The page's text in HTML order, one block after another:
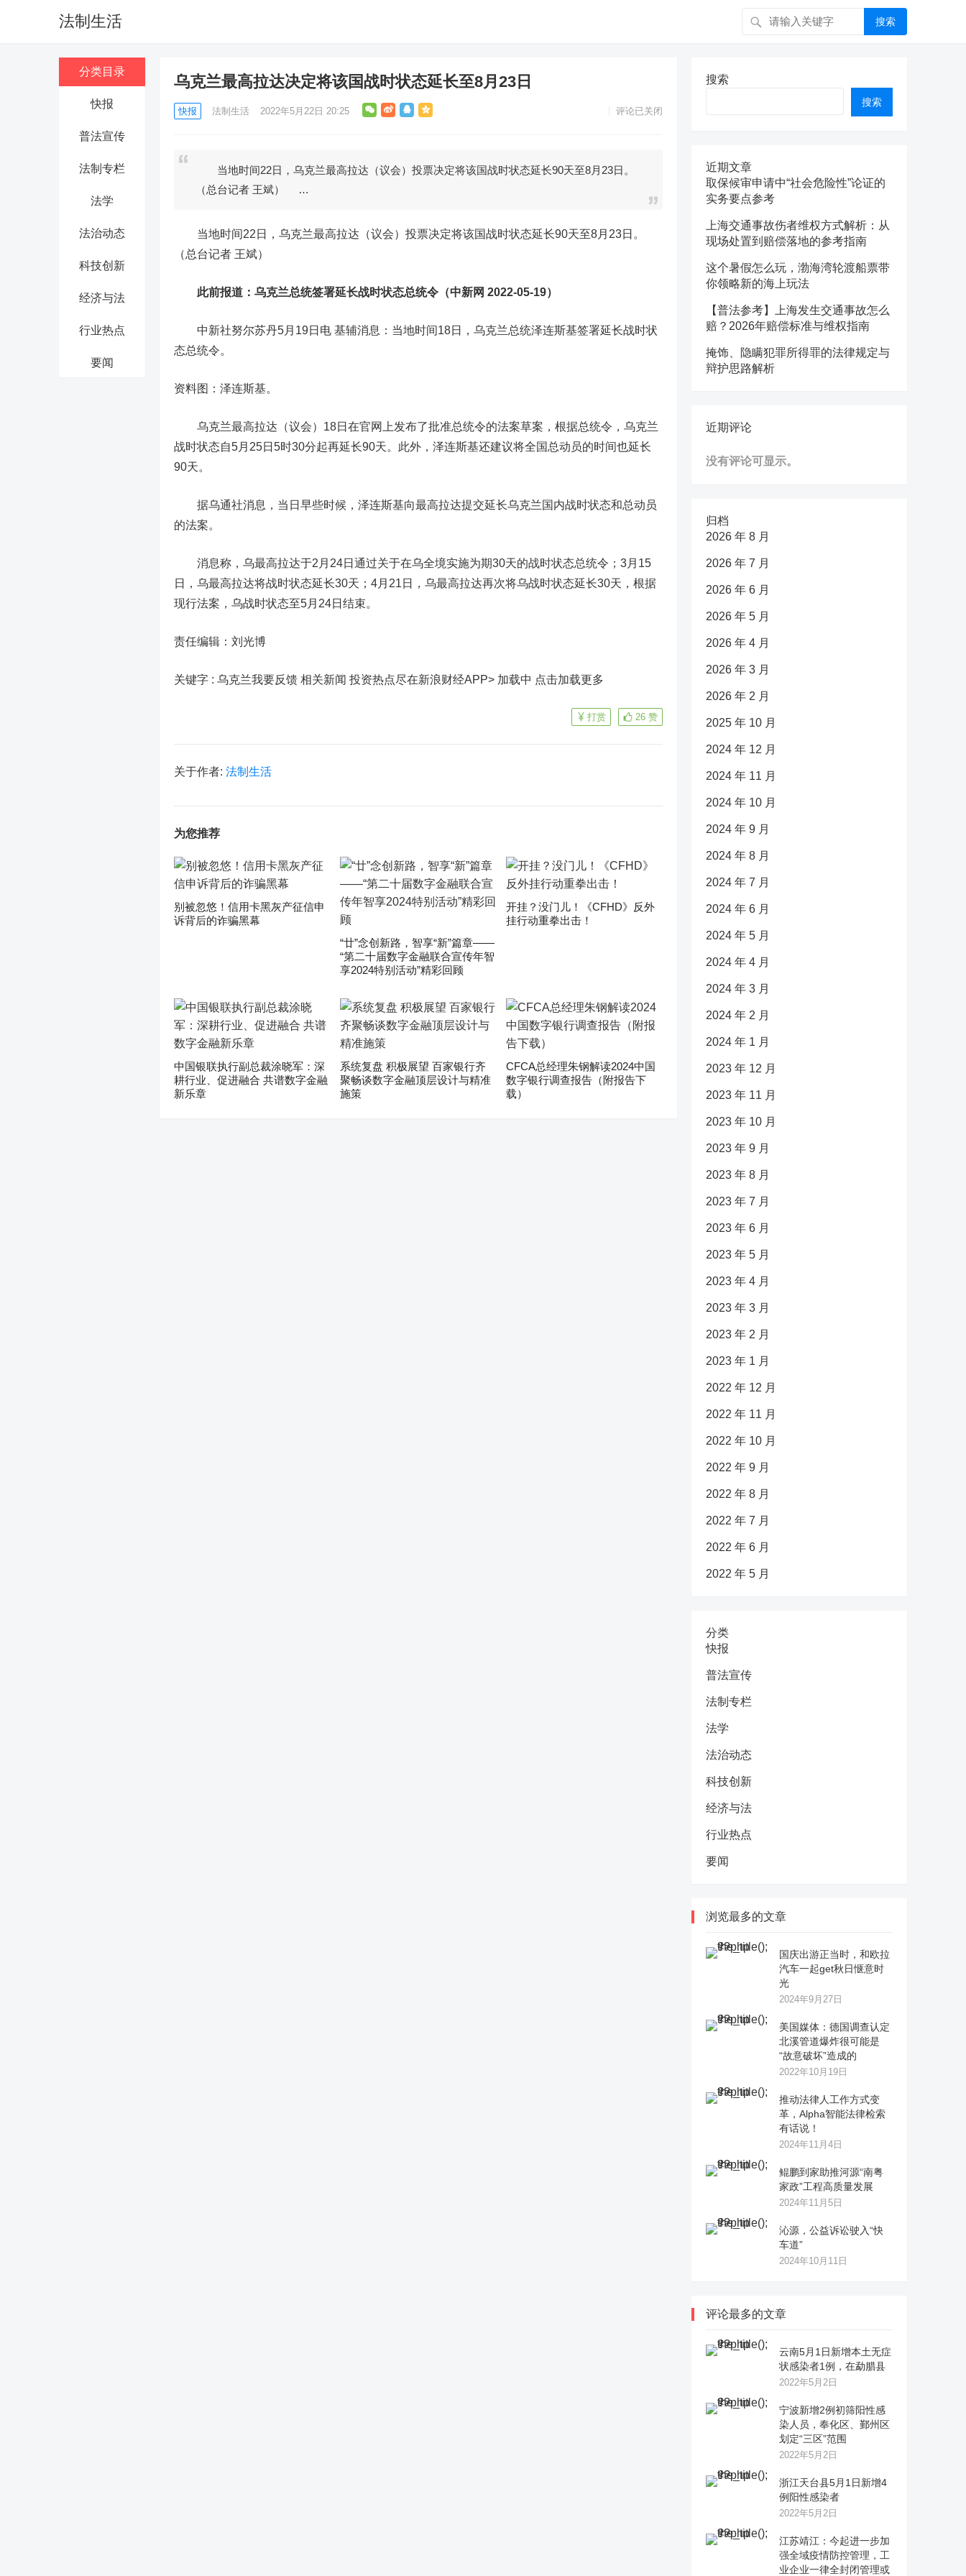
法制生活 搜索
分类目录
快报
普法宣传
法制专栏
法学
法治动态
科技创新
经济与法
行业热点
要闻
乌克兰最高拉达决定将该国战时状态延长至8月23日
快报 法制生活 2022年5月22日 20:25 评论已关闭
当地时间22日，乌克兰最高拉达（议会）投票决定将该国战时状态延长90天至8月23日。
（总台记者 王斌） …
当地时间22日，乌克兰最高拉达（议会）投票决定将该国战时状态延长90天至8月23日。
（总台记者 王斌）
此前报道：乌克兰总统签署延长战时状态总统令（中新网 2022-05-19）
中新社努尔苏丹5月19日电 基辅消息：当地时间18日，乌克兰总统泽连斯基签署延长战时状
态总统令。
资料图：泽连斯基。
乌克兰最高拉达（议会）18日在官网上发布了批准总统令的法案草案，根据总统令，乌克兰
战时状态自5月25日5时30分起再延长90天。此外，泽连斯基还建议将全国总动员的时间也延长
90天。
据乌通社消息，当日早些时候，泽连斯基向最高拉达提交延长乌克兰国内战时状态和总动员
的法案。
消息称，乌最高拉达于2月24日通过关于在乌全境实施为期30天的战时状态总统令；3月15
日，乌最高拉达将战时状态延长30天；4月21日，乌最高拉达再次将乌战时状态延长30天，根据
现行法案，乌战时状态至5月24日结束。
责任编辑：刘光博
关键字 : 乌克兰我要反馈 相关新闻 投资热点尽在新浪财经APP> 加载中 点击加载更多
26 赞
打赏
关于作者: 法制生活
为您推荐
别被忽悠！信用卡黑灰产征信申
诉背后的诈骗黑幕
“廿”念创新路，智享“新”篇章——
“第二十届数字金融联合宣传年智
享2024特别活动”精彩回顾
开挂？没门儿！《CFHD》反外
挂行动重拳出击！
中国银联执行副总裁涂晓军：深
耕行业、促进融合 共谱数字金融
新乐章
系统复盘 积极展望 百家银行齐
聚畅谈数字金融顶层设计与精准
施策
CFCA总经理朱钢解读2024中国
数字银行调查报告（附报告下
载）
搜索
搜索
近期文章
取保候审申请中“社会危险性”论证的
实务要点参考
上海交通事故伤者维权方式解析：从
现场处置到赔偿落地的参考指南
这个暑假怎么玩，渤海湾轮渡船票带
你领略新的海上玩法
【普法参考】上海发生交通事故怎么
赔？2026年赔偿标准与维权指南
掩饰、隐瞒犯罪所得罪的法律规定与
辩护思路解析
近期评论
没有评论可显示。
归档
2026 年 8 月
2026 年 7 月
2026 年 6 月
2026 年 5 月
2026 年 4 月
2026 年 3 月
2026 年 2 月
2025 年 10 月
2024 年 12 月
2024 年 11 月
2024 年 10 月
2024 年 9 月
2024 年 8 月
2024 年 7 月
2024 年 6 月
2024 年 5 月
2024 年 4 月
2024 年 3 月
2024 年 2 月
2024 年 1 月
2023 年 12 月
2023 年 11 月
2023 年 10 月
2023 年 9 月
2023 年 8 月
2023 年 7 月
2023 年 6 月
2023 年 5 月
2023 年 4 月
2023 年 3 月
2023 年 2 月
2023 年 1 月
2022 年 12 月
2022 年 11 月
2022 年 10 月
2022 年 9 月
2022 年 8 月
2022 年 7 月
2022 年 6 月
2022 年 5 月
分类
快报
普法宣传
法制专栏
法学
法治动态
科技创新
经济与法
行业热点
要闻
浏览最多的文章
国庆出游正当时，和欧拉
汽车一起get秋日惬意时
光
2024年9月27日
美国媒体：德国调查认定
北溪管道爆炸很可能是
“故意破坏”造成的
2022年10月19日
推动法律人工作方式变
革，Alpha智能法律检索
有话说！
2024年11月4日
鲲鹏到家助推河源“南粤
家政”工程高质量发展
2024年11月5日
沁源，公益诉讼驶入“快
车道”
2024年10月11日
评论最多的文章
云南5月1日新增本土无症
状感染者1例，在勐腊县
2022年5月2日
宁波新增2例初筛阳性感
染人员，奉化区、鄞州区
划定“三区”范围
2022年5月2日
浙江天台县5月1日新增4
例阳性感染者
2022年5月2日
江苏靖江：今起进一步加
强全域疫情防控管理，工
业企业一律全封闭管理或